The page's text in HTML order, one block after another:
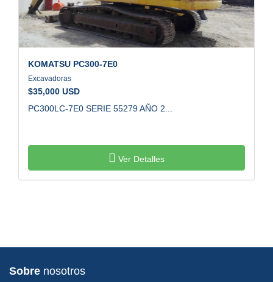
KOMATSU PC300-7E0
$35,000 USD
PC300LC-7E0 SERIE 55279 AÑO 2...
Sobrenosotros
Nuestro foro